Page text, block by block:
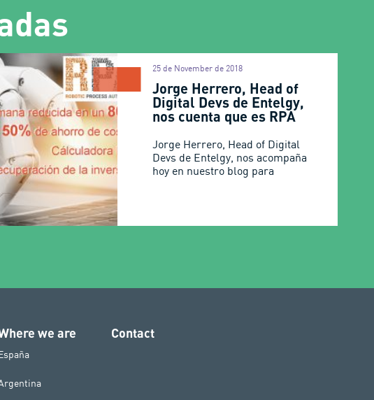
Jorge Herrero, Head of
Digital Devs de Entelgy,
nos cuenta que es RPA
25 de November de 2018
Jorge Herrero, Head of Digital
Devs de Entelgy, nos acompaña
hoy en nuestro blog para
we are Contact